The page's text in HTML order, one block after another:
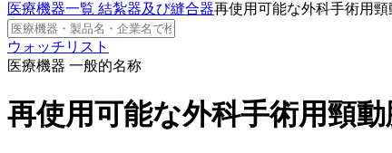
医療機器一覧 結紮器及び縫合器再使用可能な外科手術用
ウォッチリスト
医療機器 一般的名称
再使用可能な外科手術用頸